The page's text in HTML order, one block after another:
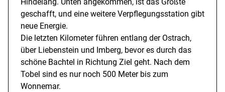
geschafft, und eine weitere Verpflegungsstation gibt
neue Energie.
Die letzten Kilometer führen entlang der Ostrach,
über Liebenstein und Imberg, bevor es durch das
schöne Bachtel in Richtung Ziel geht. Nach dem
Tobel sind es nur noch 500 Meter bis zum
Wonnemar.